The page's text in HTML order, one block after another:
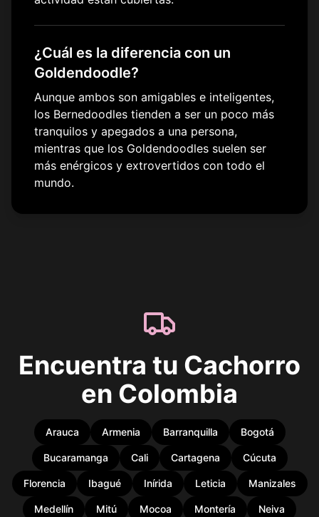
¿Cuál es la diferencia con un
Goldendoodle?
Aunque ambos son amigables e inteligentes,
los Bernedoodles tienden a ser un poco más
tranquilos y apegados a una persona,
mientras que los Goldendoodles suelen ser
más enérgicos y extrovertidos con todo el
mundo.
Encuentra tu Cachorro
en Colombia
Arauca Armenia Barranquilla Bogotá
Bucaramanga Cali Cartagena Cúcuta
Florencia Ibagué Inírida Leticia Manizales
Medellín Mitú Mocoa Montería Neiva